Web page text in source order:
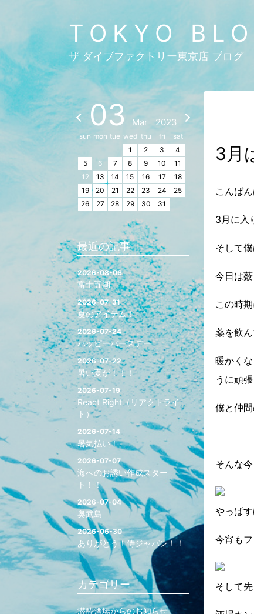
TOKYO
ザ ダイブファクトリー東京店 ブログ
3月
こんば
3月に入
そして
今日は
この時
薬を飲
暖かく
うに頑
僕と仲
そんな
やっぱ
今宵も
そして
03 Mar 2023
sun mon tue wed thu fri
sat
1
2 3
4
5
6 7 8 9 10
11
12
13 14 15 16 17
18
19
20 21 22 23 24
25
26
27 28 29 30 31
最近の記事
2026-08-06
富士五湖
2026-07-31
夏のアイテム！
2026-07-24
ハッピーバースデー
2026-07-22
暑い夏が！！！
2026-07-19
React Right（リアクトライ
ト）
2026-07-14
暑気払い！
2026-07-07
海へのお誘い作成スター
ト！！
2026-07-04
奥武島
2026-06-30
ありがとう！侍ジャパン！！
カテゴリー
潜酔酒場からのお知らせ